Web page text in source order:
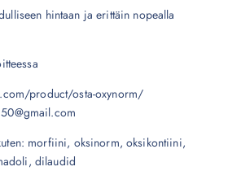
hintaan ja erittäin nopealla
product/osta-oxynorm/
morfiini, oksinorm, oksikontiini,
dilaudid